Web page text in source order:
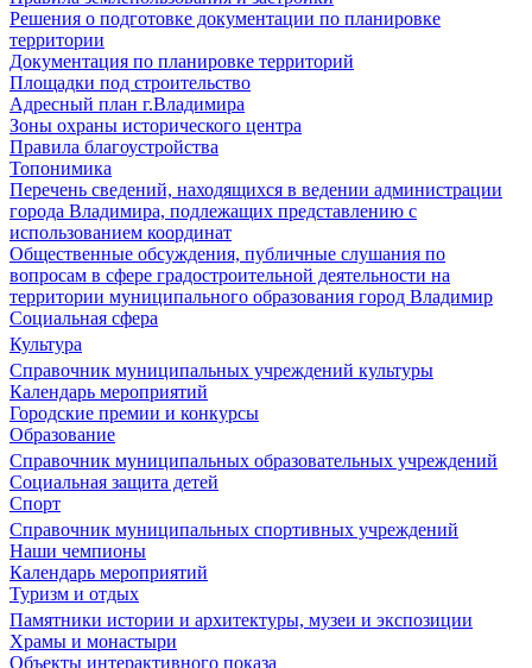
Решения о подготовке документации по планировке
территории
Документация по планировке территорий
Площадки под строительство
Адресный план г.Владимира
Зоны охраны исторического центра
Правила благоустройства
Топонимика
Перечень сведений, находящихся в ведении администрации
города Владимира, подлежащих представлению с
использованием координат
Общественные обсуждения, публичные слушания по
вопросам в сфере градостроительной деятельности на
территории муниципального образования город Владимир
Социальная сфера
Культура
Справочник муниципальных учреждений культуры
Календарь мероприятий
Городские премии и конкурсы
Образование
Справочник муниципальных образовательных учреждений
Социальная защита детей
Спорт
Справочник муниципальных спортивных учреждений
Наши чемпионы
Календарь мероприятий
Туризм и отдых
Памятники истории и архитектуры, музеи и экспозиции
Храмы и монастыри
Объекты интерактивного показа